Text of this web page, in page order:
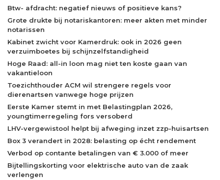
Btw- afdracht: negatief nieuws of positieve kans?
Grote drukte bij notariskantoren: meer akten met minder
notarissen
Kabinet zwicht voor Kamerdruk: ook in 2026 geen
verzuimboetes bij schijnzelfstandigheid
Hoge Raad: all-in loon mag niet ten koste gaan van
vakantieloon
Toezichthouder ACM wil strengere regels voor
dierenartsen vanwege hoge prijzen
Eerste Kamer stemt in met Belastingplan 2026,
youngtimerregeling fors versoberd
LHV-vergewistool helpt bij afweging inzet zzp-huisartsen
Box 3 verandert in 2028: belasting op écht rendement
Verbod op contante betalingen van € 3.000 of meer
Bijtellingskorting voor elektrische auto van de zaak
verlengen